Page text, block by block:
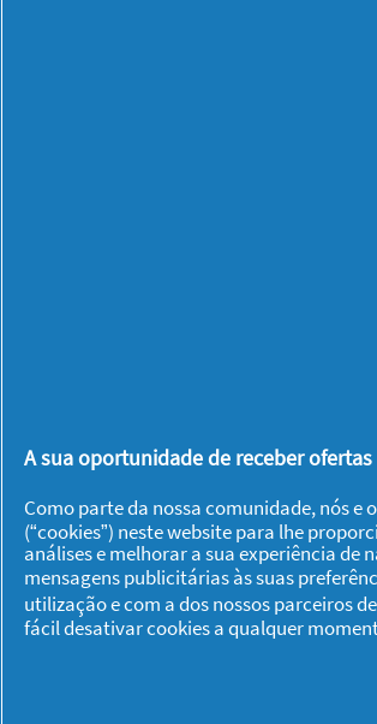
DÊ UMA
A sua oportunidade de receber
Como parte da nossa comunidade, nós e
(“cookies”) neste website para lhe
análises e melhorar a sua experiência de
mensagens publicitárias às suas
utilização e com a dos nossos parceiros
fácil desativar cookies a qualquer